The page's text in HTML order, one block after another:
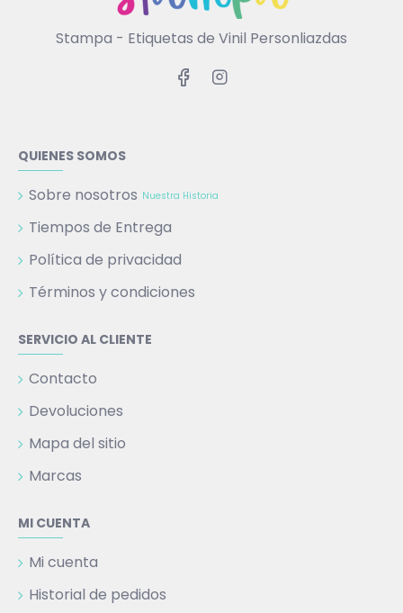
Stampa - Etiquetas de Vinil Personliazdas
QUIENES SOMOS
Sobre nosotros Nuestra Historia
Tiempos de Entrega
Política de privacidad
Términos y condiciones
SERVICIO AL CLIENTE
Contacto
Devoluciones
Mapa del sitio
Marcas
MI CUENTA
Mi cuenta
Historial de pedidos